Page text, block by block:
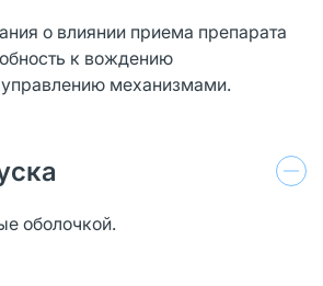
о влиянии приема препарата
к вождению
управлению механизмами.
оболочкой.